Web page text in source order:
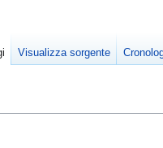
Visualizza sorgente